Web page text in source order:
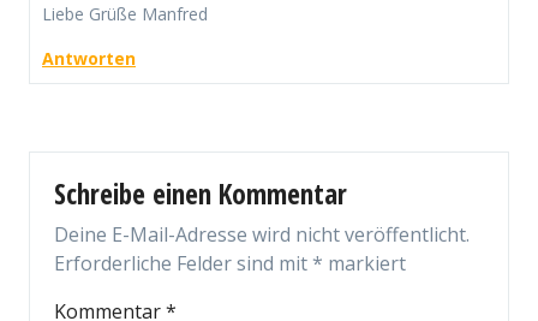
Liebe Grüße Manfred
Antworten
Schreibe einen Kommentar
Deine E-Mail-Adresse wird nicht veröffentlicht.
Erforderliche Felder sind mit* markiert
Kommentar*